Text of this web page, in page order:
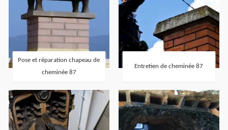
Pose et réparation chapeau de
cheminée 87
Entretien de cheminée 87